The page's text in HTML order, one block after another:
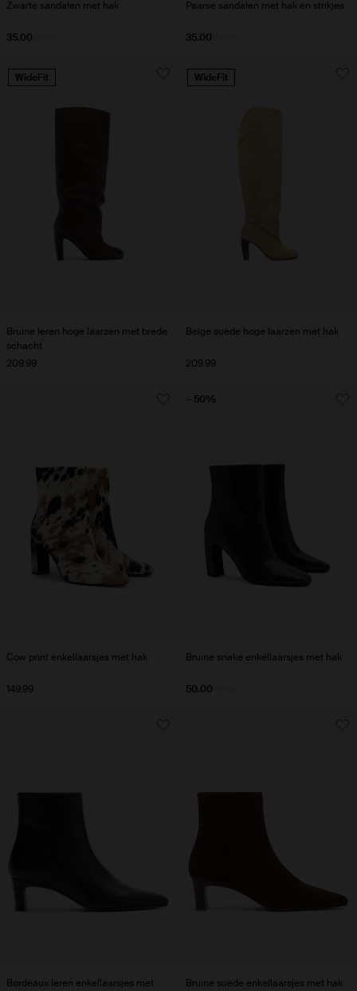
Zwarte sandalen met hak
35.00
Paarse sandalen met hak en strikjes
35.00
Bruine leren hoge laarzen met brede
schacht
209.99
WideFit
Beige suède hoge laarzen met hak
209.99
WideFit
Cow print enkellaarsjes met hak
149.99
Bruine snake enkellaarsjes met hak
50.00
- 50%
Bordeaux leren enkellaarsjes met
Bruine suède enkellaarsjes met hak